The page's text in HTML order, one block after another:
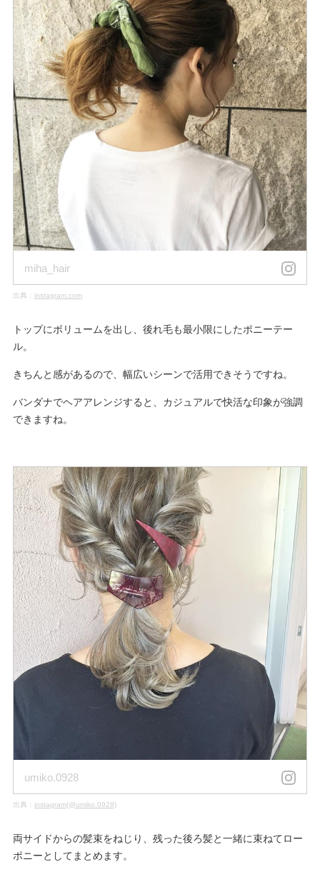
miha_hair
出典： instagram.com
トップにボリュームを出し、後れ毛も最小限にしたポニーテー
ル。
きちんと感があるので、幅広いシーンで活用できそうですね。
バンダナでヘアアレンジすると、カジュアルで快活な印象が強調
できますね。
umiko.0928
出典： instagram(@umiko.0928)
両サイドからの髪束をねじり、残った後ろ髪と一緒に束ねてロー
ポニーとしてまとめます。